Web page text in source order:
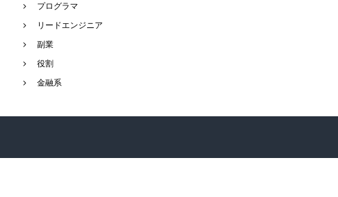
プログラマ
リードエンジニア
副業
役割
金融系